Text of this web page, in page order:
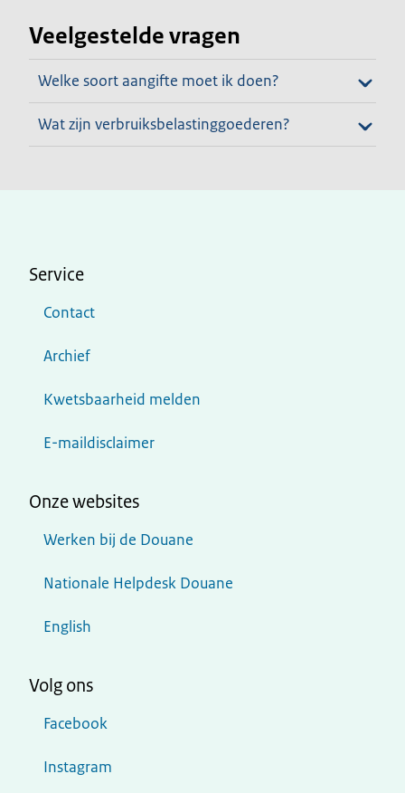
Veelgestelde vragen
Welke soort aangifte moet ik doen?
Wat zijn verbruiksbelastinggoederen?
Service
Contact
Archief
Kwetsbaarheid melden
E-maildisclaimer
Onze websites
Werken bij de Douane
Nationale Helpdesk Douane
English
Volg ons
Facebook
Instagram